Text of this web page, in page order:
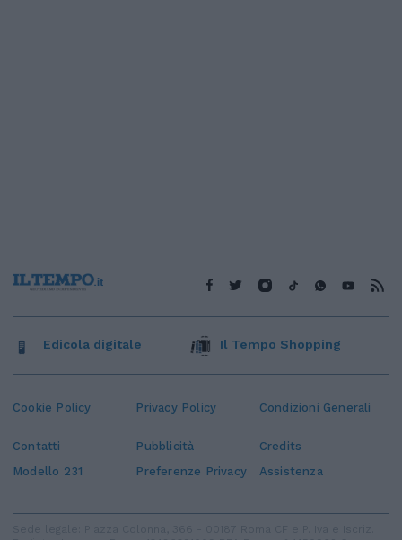
Cookie Policy Privacy Policy Condizioni Generali
Contatti Pubblicità
Credits
Modello 231
Preferenze Privacy Assistenza
Edicola digitale Il Tempo Shopping